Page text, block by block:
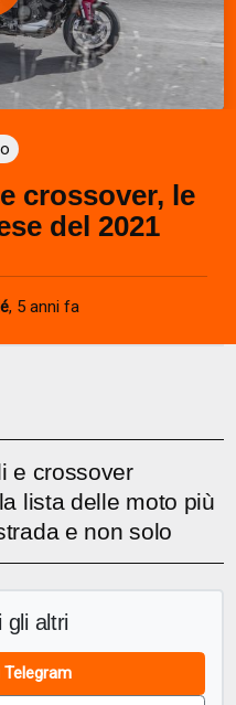
crossover, le
del 2021
, 5 anni fa
e crossover
lista delle moto più
e non solo
gli altri